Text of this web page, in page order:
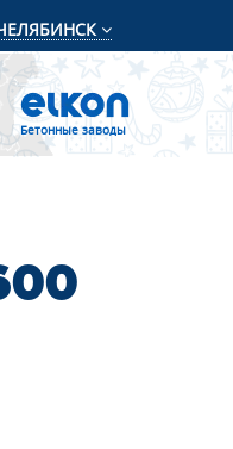
Бетонные заводы